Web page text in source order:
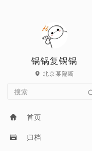
锅锅复锅锅
北京某隔断
首页
归档